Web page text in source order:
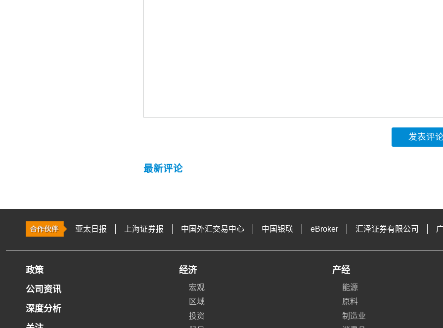
发表评
最新评论
亚太日报 上海证券报 中国外汇交易中心 中国银联 eBroker 汇泽证券有限公司
政策
公司资讯
深度分析
经济
宏观
区域
投资
产经
能源
原料
制造业